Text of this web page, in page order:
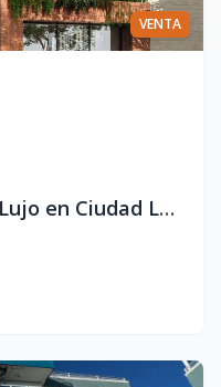
VENTA
Proyecto Residencial de Lujo en Ciudad Las Canas – Cap Cana